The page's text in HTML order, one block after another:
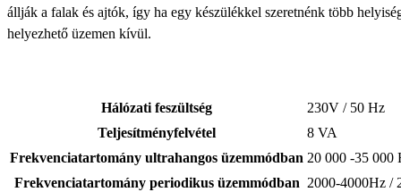
állják a falak és ajtók, így ha egy készülékkel szeretnénk több
helyezhető üzemen kívül.
Hálózati feszültség
230V / 50 Hz
Teljesítményfelvétel
8 VA
Frekvenciatartomány ultrahangos üzemmódban 20 000 -35 000
Frekvenciatartomány periodikus üzemmódban 2000-4000Hz /